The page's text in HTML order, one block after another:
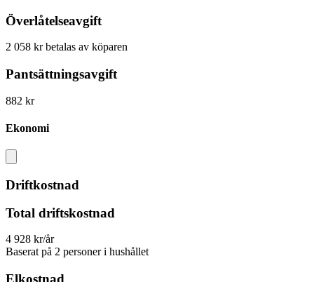
Överlåtelseavgift
2 058 kr betalas av köparen
Pantsättningsavgift
882 kr
Ekonomi
Driftkostnad
Total driftskostnad
4 928 kr/år
Baserat på 2 personer i hushållet
Elkostnad